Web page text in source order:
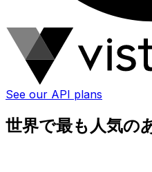
See our API plans
世界で最も人気の